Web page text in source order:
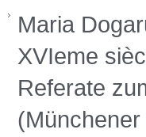
Maria
XVIeme
Referate